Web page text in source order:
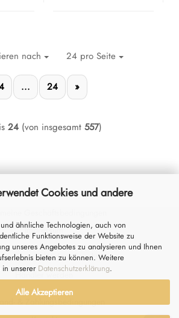
Cookies und andere
ähnliche Technologien, auch von
Funktionsweise der Website zu
unseres Angebotes zu analysieren und Ihnen
bieten zu können. Weitere
in unserer Datenschutzerklärung.
Alle Akzeptieren
nach 24 pro Seite
... 24 »
24 (von insgesamt 557)
Impressum
&Widerrufsrecht
Händler werden
& Zahlungsbedingungen